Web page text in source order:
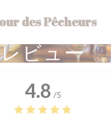
des Pêcheurs
レビュー
4.8 /5